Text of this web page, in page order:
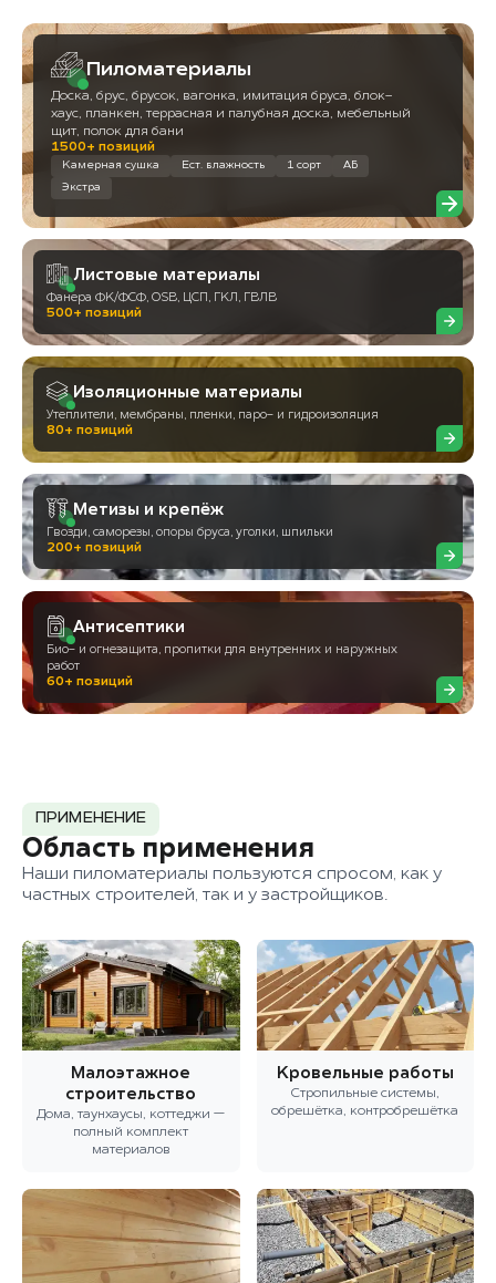
Пиломатериалы
Доска, брус, брусок, вагонка, имитация бруса, блок-
хаус, планкен, террасная и палубная доска, мебельный
щит, полок для бани
1500+ позиций
Камерная сушка Ест. влажность 1 сорт
АБ
Экстра
Листовые материалы
Фанера ФК/ФСФ, OSB, ЦСП, ГКЛ, ГВЛВ
500+ позиций
Изоляционные материалы
Утеплители, мембраны, пленки, паро- и гидроизоляция
80+ позиций
Метизы и крепёж
Гвозди, саморезы, опоры бруса, уголки, шпильки
200+ позиций
Антисептики
Био- и огнезащита, пропитки для внутренних и наружных
работ
60+ позиций
ПРИМЕНЕНИЕ
Область применения
Наши пиломатериалы пользуются спросом, как у
частных строителей, так и у застройщиков.
Малоэтажное
строительство
Дома, таунхаусы, коттеджи —
полный комплект
материалов
Кровельные работы
Стропильные системы,
обрешётка, контробрешётка